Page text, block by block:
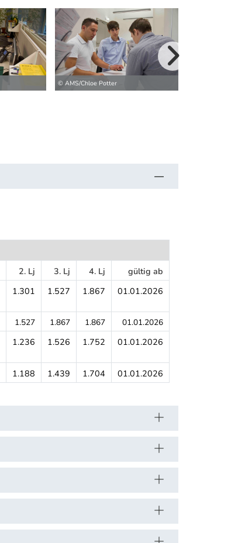
© AMS/Chloe Potter
weitere Bilder>
2. Lj 3. Lj 4. Lj
gültig ab
1.301 1.527 1.867 01.01.2026
1.527 1.867 1.867 01.01.2026
1.236 1.526 1.752 01.01.2026
1.188 1.439 1.704 01.01.2026